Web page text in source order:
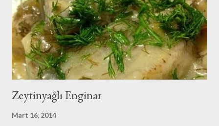
Zeytinyağlı Enginar
Mart 16, 2014